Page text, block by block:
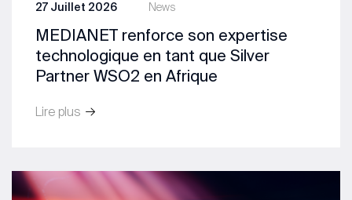
News
27 Juillet 2026
MEDIANET renforce son expertise
technologique en tant que Silver
Partner WSO2 en Afrique
Lire plus